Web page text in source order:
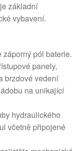
základní
vybavení.
pól baterie.
panely,
brzdové vedení
na unikající
hydraulického
včetně připojené